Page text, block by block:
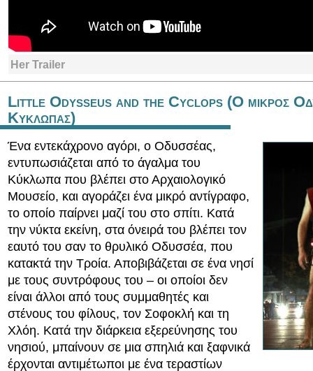
Her Trailer
Little Odysseus and the Cyclops (O μικρος
Κυκλωπας)
Ένα εντεκάχρονο αγόρι, ο Οδυσσέας,
εντυπωσιάζεται από το άγαλμα του
Κύκλωπα που βλέπει στο Αρχαιολογικό
Μουσείο, και αγοράζει ένα μικρό αντίγραφο,
το οποίο παίρνει μαζί του στο σπίτι. Κατά
την νύκτα εκείνη, στα όνειρά του βλέπει τον
εαυτό του σαν το θρυλικό Οδυσσέα, που
κατακτά την Τροία. Αποβιβάζεται σε ένα νησί
με τους συντρόφους του – οι οποίοι δεν
είναι άλλοι από τους συμμαθητές και
στένους του φίλους, τον Σοφοκλή και τη
Χλόη. Κατά την διάρκεια εξερεύνησης του
νησιού, μπαίνουν σε μια σπηλιά και ξαφνικά
έρχονται αντιμέτωποι με ένα τεραστίων